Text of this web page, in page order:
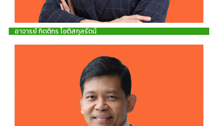
อาจารย์ กิตติกร โชติสกุลรัตน์